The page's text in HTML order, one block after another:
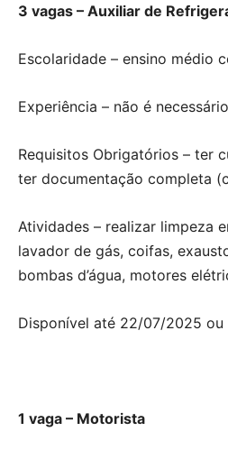
3 vagas – Auxiliar de
Escolaridade – ensino médio
Experiência – não é
Requisitos Obrigatórios – ter
ter documentação completa
Atividades – realizar limpeza
lavador de gás, coifas,
bombas d’água, motores
Disponível até 22/07/2025 ou
1 vaga – Motorista